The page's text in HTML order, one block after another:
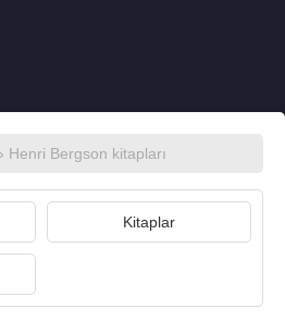
› Henri Bergson kitapları
Kitaplar